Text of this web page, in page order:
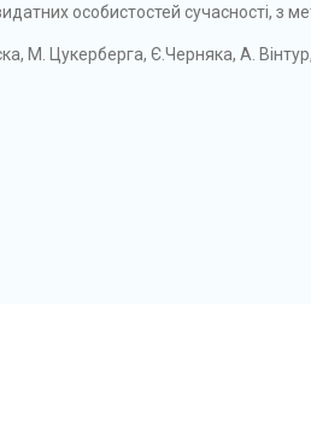
особистостей сучасності,
М. Цукерберга, Є.Черняка, А.